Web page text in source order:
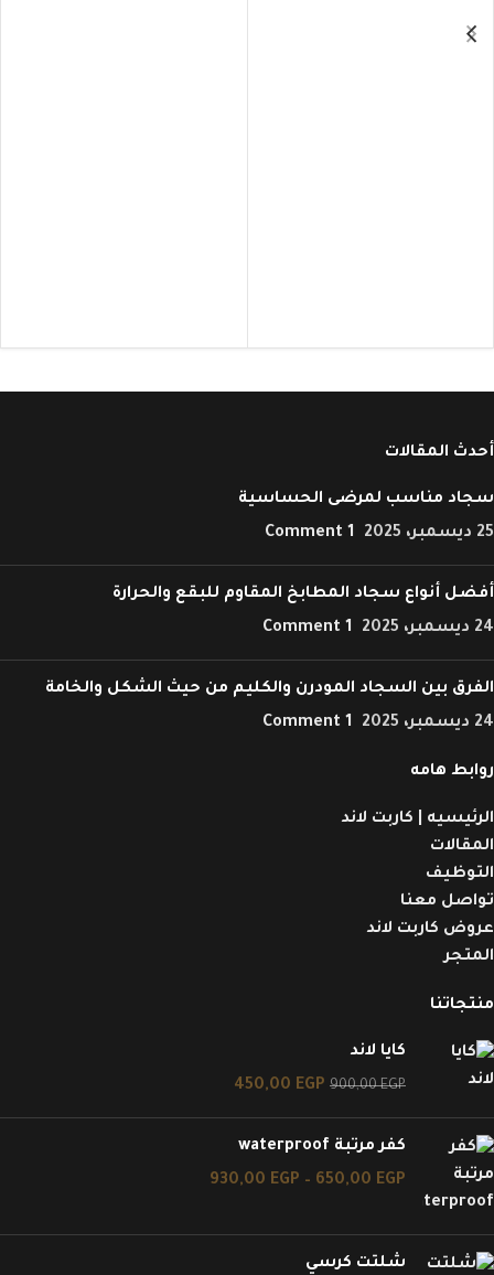
أحدث المقالات
سجاد مناسب لمرضى الحساسية
25 ديسمبر، 2025
1 Comment
أفضل أنواع سجاد المطابخ المقاوم للبقع والحرارة
24 ديسمبر، 2025
1 Comment
الفرق بين السجاد المودرن والكليم من حيث الشكل والخامة
24 ديسمبر، 2025
1 Comment
روابط هامه
الرئيسيه | كاربت لاند
المقالات
التوظيف
تواصل معنا
عروض كاربت لاند
المتجر
منتجاتنا
كايا لاند
900,00EGP
450,00 EGP
كفر مرتبة waterproof
650,00 EGP
–
930,00 EGP
شلتت كرسي